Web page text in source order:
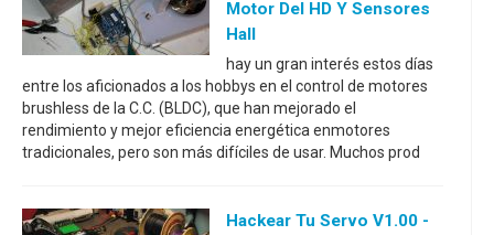
Motor Del HD Y Sensores
Hall
hay un gran interés estos días
entre los aficionados a los hobbys en el control de motores
brushless de la C.C. (BLDC), que han mejorado el
rendimiento y mejor eficiencia energética enmotores
tradicionales, pero son más difíciles de usar. Muchos prod
Hackear Tu Servo V1.00 -